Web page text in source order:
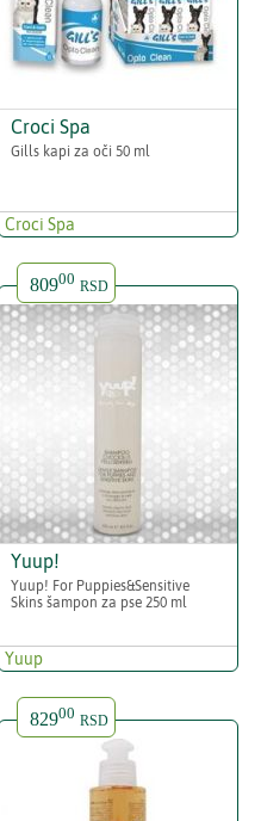
Croci Spa
Gills kapi za oči 50 ml
Croci Spa
80900 RSD
Yuup!
Yuup! For Puppies&Sensitive
Skins šampon za pse 250 ml
Yuup
82900 RSD